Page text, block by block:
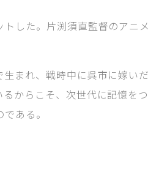
した。片渕須直監督のアニ
まれ、戦時中に呉市に嫁い
からこそ、次世代に記憶を
ある。